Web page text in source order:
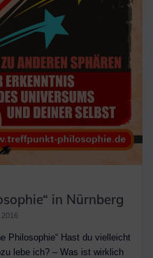
in Nürnberg
2016
Philosophie“ Hast du vielleicht
lebe ich? – Was ist wirklich